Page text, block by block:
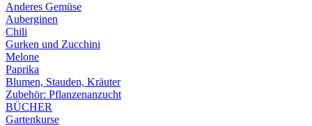
Anderes Gemüse
Auberginen
Chili
Gurken und Zucchini
Melone
Paprika
Blumen, Stauden, Kräuter
Zubehör: Pflanzenanzucht
BÜCHER
Gartenkurse